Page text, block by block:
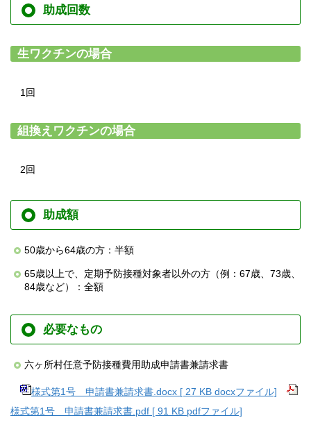
助成回数
生ワクチンの場合
1回
組換えワクチンの場合
2回
助成額
50歳から64歳の方：半額
65歳以上で、定期予防接種対象者以外の方（例：67歳、73歳、
84歳など）：全額
必要なもの
六ヶ所村任意予防接種費用助成申請書兼請求書
様式第1号 申請書兼請求書.docx [ 27 KB docxファイル]
様式第1号 申請書兼請求書.pdf [ 91 KB pdfファイル]